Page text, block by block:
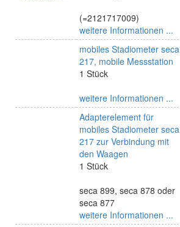
(=2121717009)
weitere Informationen ...
mobiles Stadiometer seca
217, mobile Messstation
1 Stück
weitere Informationen ...
Adapterelement für
mobiles Stadiometer seca
217 zur Verbindung mit
den Waagen
1 Stück
seca 899, seca 878 oder
seca 877
weitere Informationen ...